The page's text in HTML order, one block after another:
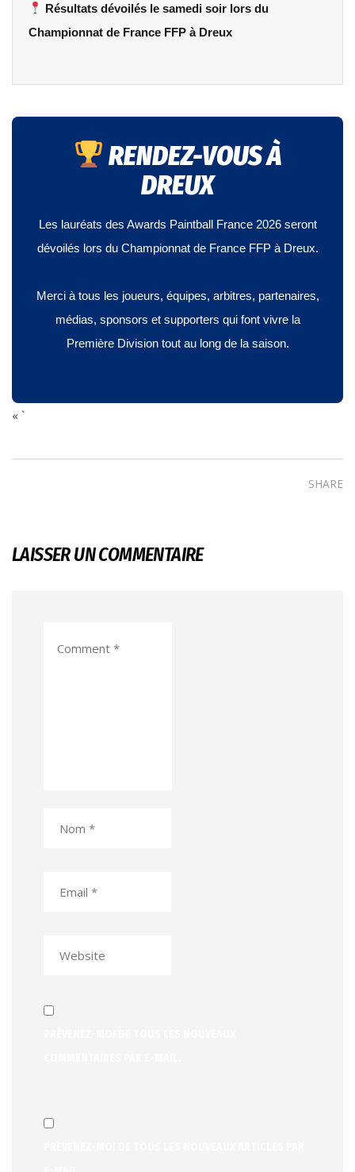
Résultats dévoilés le samedi soir lors du
Championnat de France FFP à Dreux
RENDEZ-VOUS À
DREUX
Les lauréats des Awards Paintball France 2026 seront
dévoilés lors du Championnat de France FFP à Dreux.
Merci à tous les joueurs, équipes, arbitres, partenaires,
médias, sponsors et supporters qui font vivre la
Première Division tout au long de la saison.
« `
SHARE
LAISSER UN COMMENTAIRE